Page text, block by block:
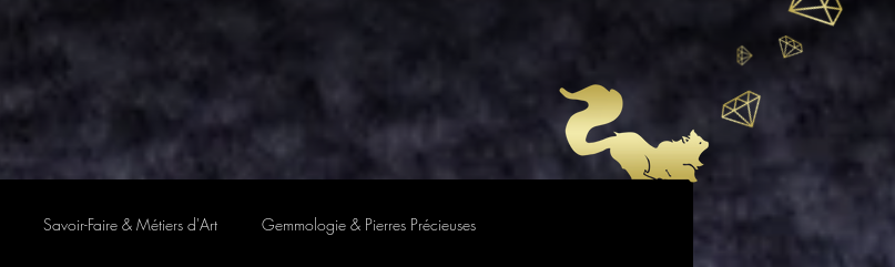
Savoir-Faire & Métiers d'Art Gemmologie & Pierres Précieuses